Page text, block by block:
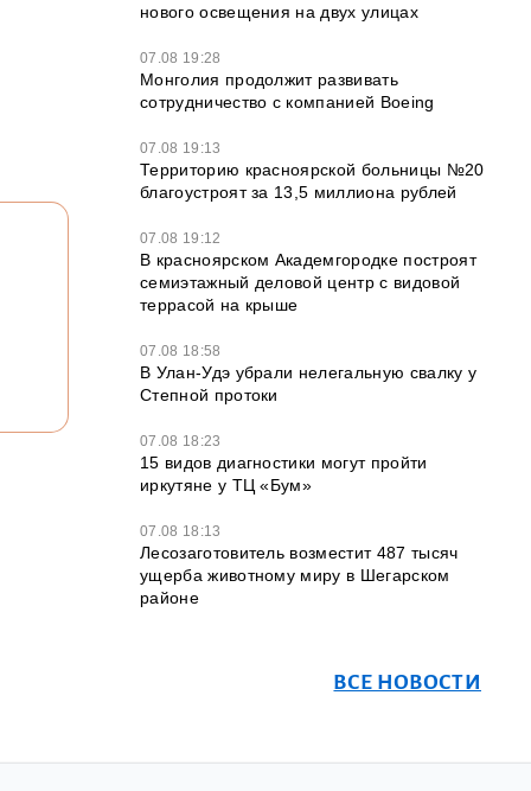
нового освещения на двух улицах
07.08 19:28
Монголия продолжит развивать
сотрудничество с компанией Boeing
07.08 19:13
Территорию красноярской больницы №20
благоустроят за 13,5 миллиона рублей
07.08 19:12
В красноярском Академгородке построят
семиэтажный деловой центр с видовой
террасой на крыше
07.08 18:58
В Улан-Удэ убрали нелегальную свалку у
Степной протоки
07.08 18:23
15 видов диагностики могут пройти
иркутяне у ТЦ «Бум»
07.08 18:13
Лесозаготовитель возместит 487 тысяч
ущерба животному миру в Шегарском
районе
ВСЕ НОВОСТИ